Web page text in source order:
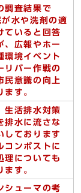
査結果で
水や洗剤の適
ていると回答
、広報やホー
環境イベント
リバー作戦の
民意識の向上
ます。
活排水対策
排水に流さな
しております
コンポストに
理についても
ます。
ューマの考